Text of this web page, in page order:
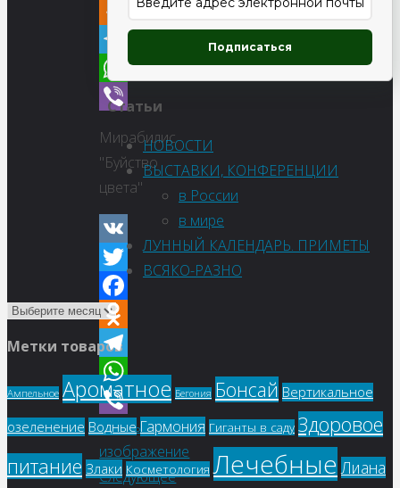
Facebook
Odnoklassniki
Telegram
WhatsApp
Мирабилис
"Буйство
цвета"
VK
Twitter
Facebook
Odnoklassniki
Telegram
WhatsApp
Viber
Предыдущее
изображение
Следующее
Подписаться
Статьи
НОВОСТИ
ВЫСТАВКИ, КОНФЕРЕНЦИИ
в России
в мире
ЛУННЫЙ КАЛЕНДАРЬ. ПРИМЕТЫ
ВСЯКО-РАЗНО
Метки товаров
Ампельное Ароматное Бегония Бонсай Вертикальное
озеленение Водные Гармония Гиганты в саду Здоровое
питание Злаки Косметология Лечебные Лиана